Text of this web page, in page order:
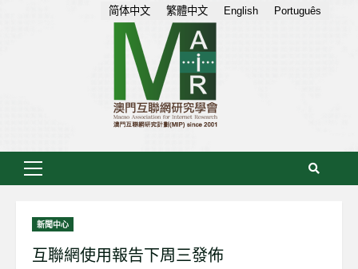
Primary
新聞中心
互聯網使用報告下周三發佈
简体中文 繁體中文 English Português